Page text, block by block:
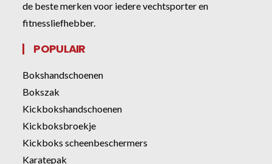
de beste merken voor iedere vechtsporter en
fitnessliefhebber.
POPULAIR
Bokshandschoenen
Bokszak
Kickbokshandschoenen
Kickboksbroekje
Kickboks scheenbeschermers
Karatepak